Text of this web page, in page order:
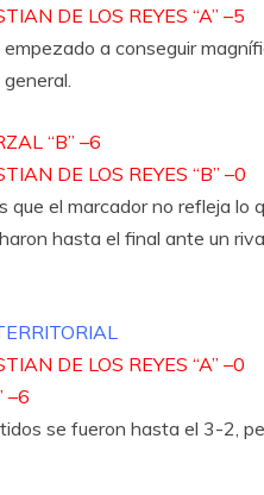
DE LOS REYES “A” –5
empezado a conseguir
“B” –6
DE LOS REYES “B” –0
que el marcador no refleja lo
hasta el final ante un
DE LOS REYES “A” –0
–6
se fueron hasta el 3-2,